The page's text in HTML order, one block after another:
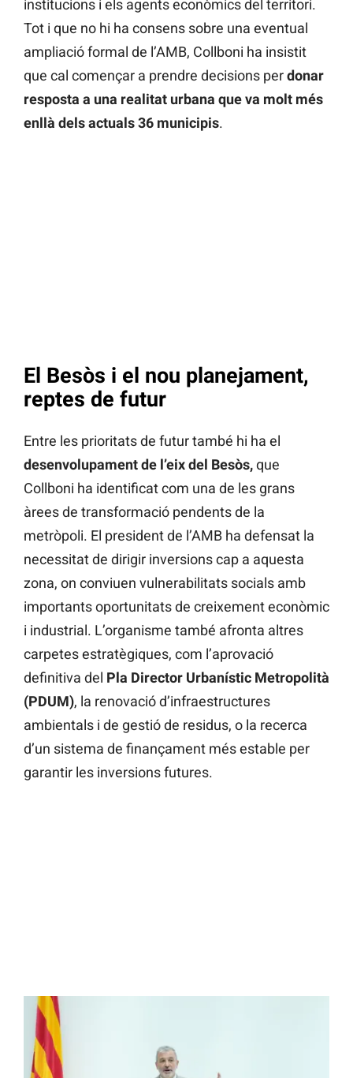
institucions i els agents econòmics del territori.
Tot i que no hi ha consens sobre una eventual
ampliació formal de l’AMB, Collboni ha insistit
que cal començar a prendre decisions perdonar
resposta a una realitat urbana que va molt més
enllà dels actuals 36 municipis.
El Besòs i el nou planejament,
reptes de futur
Entre les prioritats de futur també hi ha el
desenvolupament de l’eix del Besòs,que
Collboni ha identificat com una de les grans
àrees de transformació pendents de la
metròpoli. El president de l’AMB ha defensat la
necessitat de dirigir inversions cap a aquesta
zona, on conviuen vulnerabilitats socials amb
importants oportunitats de creixement econòmic
i industrial. L’organisme també afronta altres
carpetes estratègiques, com l’aprovació
definitiva del Pla Director Urbanístic Metropolità
(PDUM), la renovació d’infraestructures
ambientals i de gestió de residus, o la recerca
d’un sistema de finançament més estable per
garantir les inversions futures.